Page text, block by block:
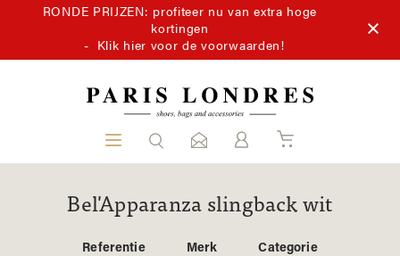
RONDE PRIJZEN: profiteer nu van extra hoge
kortingen
- Klik hier voor de voorwaarden!
Bel'Apparanza slingback wit
Referentie
Merk
Categorie